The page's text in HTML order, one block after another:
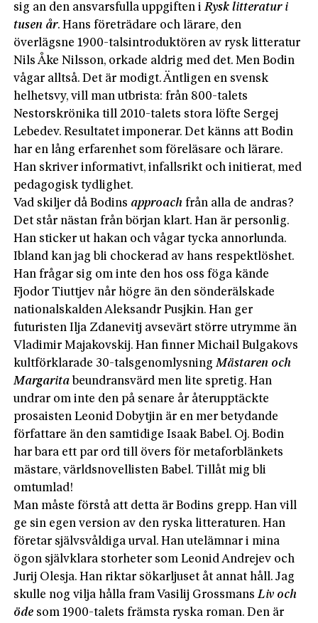
sig an den ansvarsfulla uppgiften iRysk litteratur i
tusen år. Hans företrädare och lärare, den
överlägsne 1900-talsintroduktören av rysk litteratur
Nils Åke Nilsson, orkade aldrig med det. Men Bodin
vågar alltså. Det är modigt. Äntligen en svensk
helhetsvy, vill man utbrista: från 800-talets
Nestorskrönika till 2010-talets stora löfte Sergej
Lebedev. Resultatet imponerar. Det känns att Bodin
har en lång erfarenhet som föreläsare och lärare.
Han skriver informativt, infallsrikt och initierat, med
pedagogisk tydlighet.
Vad skiljer då Bodins approach från alla de andras?
Det står nästan från början klart. Han är personlig.
Han sticker ut hakan och vågar tycka annorlunda.
Ibland kan jag bli chockerad av hans respektlöshet.
Han frågar sig om inte den hos oss föga kände
Fjodor Tiuttjev når högre än den sönderälskade
nationalskalden Aleksandr Pusjkin. Han ger
futuristen Ilja Zdanevitj avsevärt större utrymme än
Vladimir Majakovskij. Han finner Michail Bulgakovs
kultförklarade 30-talsgenomlysningMästaren och
Margarita beundransvärd men lite spretig. Han
undrar om inte den på senare år återupptäckte
prosaisten Leonid Dobytjin är en mer betydande
författare än den samtidige Isaak Babel. Oj. Bodin
har bara ett par ord till övers för metaforblänkets
mästare, världsnovellisten Babel. Tillåt mig bli
omtumlad!
Man måste förstå att detta är Bodins grepp. Han vill
ge sin egen version av den ryska litteraturen. Han
företar självsvåldiga urval. Han utelämnar i mina
ögon självklara storheter som Leonid Andrejev och
Jurij Olesja. Han riktar sökarljuset åt annat håll. Jag
skulle nog vilja hålla fram Vasilij GrossmansLiv och
öde som 1900-talets främsta ryska roman. Den är